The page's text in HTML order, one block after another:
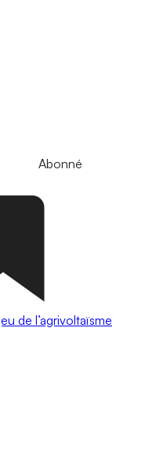
Abonné
de l’agrivoltaïsme